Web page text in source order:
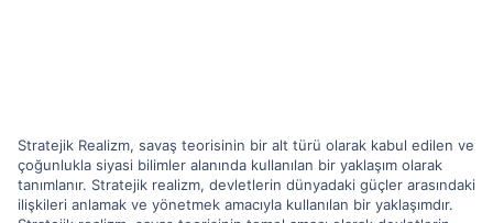
Stratejik Realizm, savaş teorisinin bir alt türü olarak kabul edilen ve
çoğunlukla siyasi bilimler alanında kullanılan bir yaklaşım olarak
tanımlanır. Stratejik realizm, devletlerin dünyadaki güçler arasındaki
ilişkileri anlamak ve yönetmek amacıyla kullanılan bir yaklaşımdır.